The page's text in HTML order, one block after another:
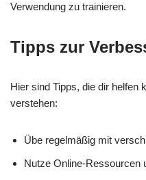
Verwendung zu trainieren.
Tipps zur
Hier sind Tipps, die dir helfen
verstehen:
Übe regelmäßig mit
Nutze Online-Ressourcen